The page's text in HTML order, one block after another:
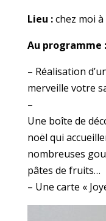
Lieu :chez moi à
Au programme :
– Réalisation
merveille votre
–
Une boîte de
noël qui
nombreuses
pâtes de fruits…
– Une carte «